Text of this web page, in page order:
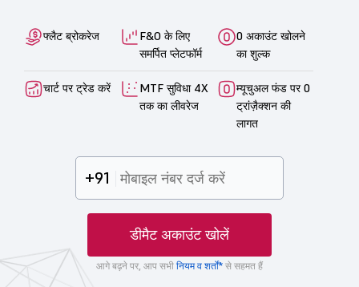
फ्लैट ब्रोकरेज
F&O के लिए
समर्पित प्लेटफॉर्म
0 अकाउंट खोलने
का शुल्क
चार्ट पर ट्रेड करें
MTF सुविधा 4X
तक का लीवरेज
म्यूचुअल फंड पर 0
ट्रांज़ैक्शन की
लागत
+91
डीमैट अकाउंट खोलें
आगे बढ़ने पर, आप सभी नियम व शर्तों* से सहमत हैं